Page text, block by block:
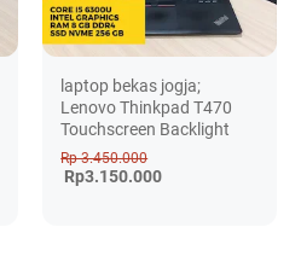
laptop bekas jogja;
Lenovo Thinkpad T470
Touchscreen Backlight
Rp 3.450.000
Rp3.150.000